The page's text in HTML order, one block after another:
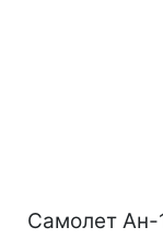
Самолет Ан-